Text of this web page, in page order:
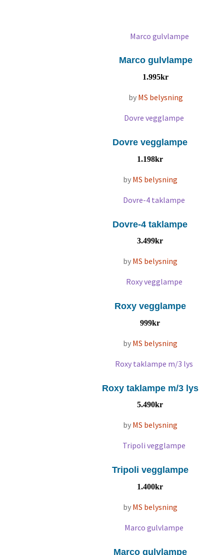
Marco gulvlampe
1.995kr
by MS belysning
Dovre vegglampe
1.198kr
by MS belysning
Dovre-4 taklampe
3.499kr
by MS belysning
Roxy vegglampe
999kr
by MS belysning
Roxy taklampe m/3 lys
5.490kr
by MS belysning
Tripoli vegglampe
1.400kr
by MS belysning
Marco gulvlampe